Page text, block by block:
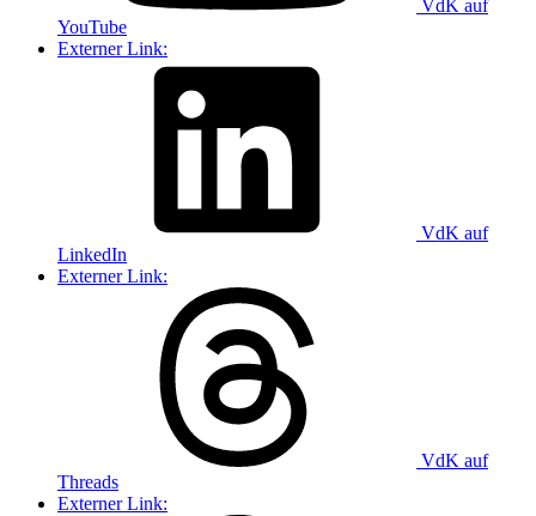
VdK auf
YouTube
Externer Link:
VdK auf
LinkedIn
Externer Link:
VdK auf
Threads
Externer Link: